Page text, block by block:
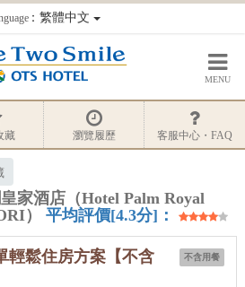
：繁體中文
MENU
藏 瀏覽履歷 客服中心・FAQ
家酒店（Hotel Palm Royal
） 平均評價[4.3分]：
不含用餐
輕鬆住房方案【不含